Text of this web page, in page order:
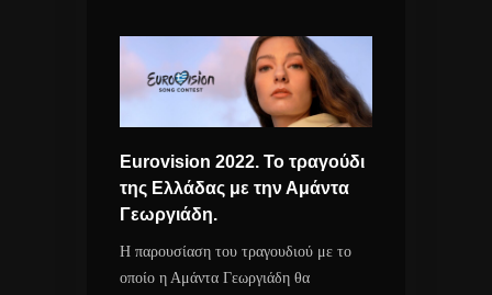
Eurovision 2022. Το τραγούδι
της Ελλάδας με την Αμάντα
Γεωργιάδη.
Η παρουσίαση του τραγουδιού με το
οποίο η Αμάντα Γεωργιάδη θα